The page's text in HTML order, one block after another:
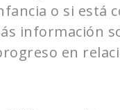
o si está
información
en